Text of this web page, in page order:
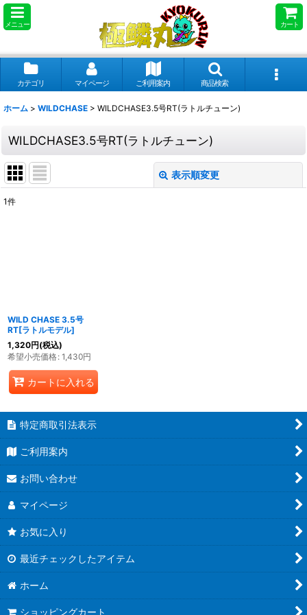
メニュー カート
カテゴリ マイページ ご利用案内 商品検索
ホーム > WILDCHASE > WILDCHASE3.5号RT(ラトルチューン)
WILDCHASE3.5号RT(ラトルチューン)
表示順変更
1件
WILD CHASE 3.5号
RT[ラトルモデル]
1,320円(税込)
希望小売価格: 1,430円
カートに入れる
特定商取引法表示
ご利用案内
お問い合わせ
マイページ
お気に入り
最近チェックしたアイテム
ホーム
ショッピングカート